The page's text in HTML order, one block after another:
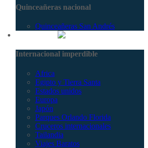
Quinceañeras nacional
Quinceañeras San Andrés
Internacional imperdible
Africa
Egipto y Tierra Santa
Estados unidos
Europa
Japón
Parques Orlando Florida
Cruceros internacionales
Tailandia
Viajes Baratos